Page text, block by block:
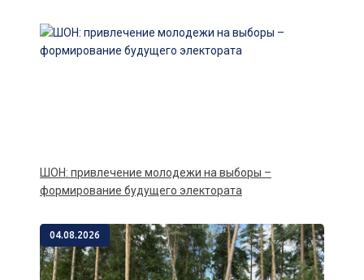
ШОН: привлечение молодежи на выборы –
формирование будущего электората
04.08.2026